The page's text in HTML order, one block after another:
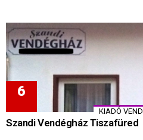
KIADÓ
Szandi Vendégház Tiszafüred